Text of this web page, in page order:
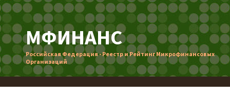
МФИНАНС
Российская Федерация - Реестр и Рейтинг Микрофинансовых
Организаций